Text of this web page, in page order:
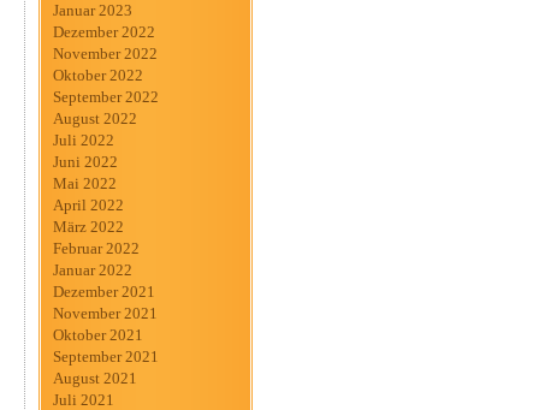
Januar 2023
Dezember 2022
November 2022
Oktober 2022
September 2022
August 2022
Juli 2022
Juni 2022
Mai 2022
April 2022
März 2022
Februar 2022
Januar 2022
Dezember 2021
November 2021
Oktober 2021
September 2021
August 2021
Juli 2021